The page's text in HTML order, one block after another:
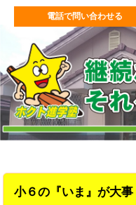
電話で問い合わせる
小６の『いま』が大